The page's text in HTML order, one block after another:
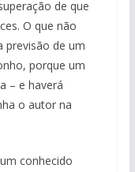
de que
O que não
previsão de um
porque um
– e haverá
o autor na
conhecido